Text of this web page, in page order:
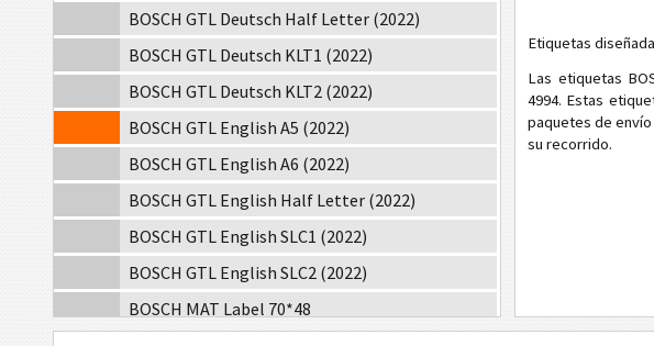
BOSCH GTL Deutsch Half Letter (2022)
BOSCH GTL Deutsch KLT1 (2022)
BOSCH GTL Deutsch KLT2 (2022)
BOSCH GTL English A5 (2022)
BOSCH GTL English A6 (2022)
BOSCH GTL English Half Letter (2022)
BOSCH GTL English SLC1 (2022)
BOSCH GTL English SLC2 (2022)
BOSCH MAT Label 70*48
Etiquetas
Las etiquetas
4994. Estas
paquetes de
su recorrido.